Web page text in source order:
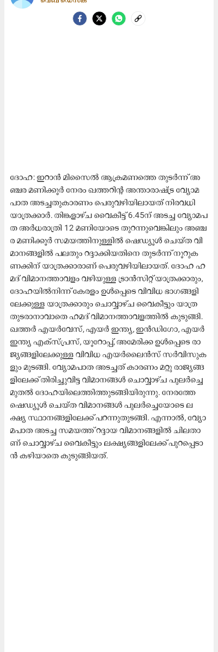
ദോ​ഹ: ഇ​റാ​ൻ മി​സൈ​ൽ ആ​​ക്ര​മ​ണ​ത്തെ തു​ട​ർ​ന്ന്​ അ​
ഞ്ച​ര മ​ണി​ക്കൂ​ർ നേ​രം ഖ​ത്ത​റി​ന്റ അ​ന്താ​രാ​ഷ്​​​ട്ര വ്യോ​മ​
പാ​ത അ​ട​ച്ച​തു​കാ​ര​ണം പെ​രു​വ​ഴി​യി​ലാ​യ​ത്​ നി​ര​വ​ധി
യാ​ത്ര​ക്കാ​ർ. തി​ങ്ക​ളാ​ഴ്ച വൈ​കീ​ട്ട് 6.45ന്​ ​അ​ട​ച്ച വ്യോ​മ​പ​
ത അ​ർ​ധ​രാ​ത്രി 12 മ​ണി​യോ​ടെ തു​റ​ന്നു​വെ​ങ്കി​ലും അ​ഞ്ച​
ര മ​ണി​ക്കൂ​ർ സ​മ​യ​ത്തി​നു​ള്ളി​ൽ ഷെ​ഡ്യൂ​ൾ ചെ​യ്​​ത വി​
മാ​ന​ങ്ങ​ളി​ൽ പ​ല​തും റ​ദ്ദാ​ക്കി​യ​തി​നെ തു​ട​ർ​ന്ന്​ നൂ​റു​ക​
ണ​ക്കി​ന്​ യാ​ത്ര​ക്കാ​രാ​ണ്​ പെ​രു​വ​ഴി​യി​ലാ​യ​ത്. ​ദോ​ഹ ഹ​
മ​ദ്​ വി​മാ​ന​ത്താ​വ​ളം വ​ഴി​യു​ള്ള ട്രാ​ൻ​സി​റ്റ്​ യാ​ത്ര​ക്കാ​രും,
ദോ​ഹ​യി​ൽ​നി​ന്ന് കേ​ര​ളം ഉ​ൾ​പ്പെ​ടെ വി​വി​ധ ഭാ​ഗ​ങ്ങ​ളി​
ലേ​ക്കു​ള്ള യാ​ത്ര​ക്കാ​രും ചൊ​വ്വാ​ഴ്ച വൈ​കീ​ട്ടും യാ​ത്ര
തു​ട​രാ​നാ​വാ​തെ ഹ​മ​ദ്​ വി​മാ​ന​ത്താ​വ​ള​ത്തി​ൽ കു​ടു​ങ്ങി.
ഖ​ത്ത​ർ എ​യ​ർ​വേ​സ്, എ​യ​ർ ഇ​ന്ത്യ, ഇ​ൻ​ഡി​ഗോ, എ​യ​ർ​
ഇ​ന്ത്യ എ​ക്​​സ്​​പ്ര​സ്, യൂ​റോ​പ്പ്, അ​മേ​രി​ക്ക ഉ​ൾ​പ്പെ​ടെ രാ​
ജ്യ​ങ്ങ​ളി​ലേ​ക്കു​ള്ള വി​വി​ധ എ​യ​ർ​ലൈ​ൻ​സ്​ സ​ർ​വി​സു​ക​
ളും മു​ട​ങ്ങി. വ്യോ​മ​പാ​ത അ​ട​ച്ച​ത് കാ​ര​ണം മ​റ്റു രാ​ജ്യ​ങ്ങ​
ളി​ലേ​ക്ക്​ തി​രി​ച്ചു​വി​ട്ട വി​മാ​ന​ങ്ങ​ൾ ചൊ​വ്വാ​ഴ്​​ച പു​ല​ർ​ച്ചെ
മു​ത​ൽ ദോ​ഹ​യി​ലെ​ത്തി​ത്തു​ട​ങ്ങി​യി​രു​ന്നു. നേ​ര​ത്തേ
ഷെ​ഡ്യൂ​ൾ ചെ​യ്ത വി​മാ​ന​ങ്ങ​ൾ പു​ല​ർ​ച്ചെ​യോ​ടെ ല​
ക്ഷ്യ സ്ഥാ​ന​ങ്ങ​ളി​ലേ​ക്ക്​ പ​റ​ന്നു​തു​ട​ങ്ങി. എ​ന്നാ​ൽ, വ്യോ​
മ​പാ​ത അ​ട​ച്ച സ​മ​യ​ത്ത്​ റ​ദ്ദാ​യ വി​മാ​ന​ങ്ങ​ളി​ൽ ചി​ല​താ​
ണ്​ ചൊ​വ്വാ​ഴ്ച വൈ​കീ​ട്ടും ല​ക്ഷ്യ​ങ്ങ​ളി​ലേ​ക്ക്​ പു​റ​പ്പെ​ടാ​
ൻ ക​ഴി​യാ​തെ കു​ടു​ങ്ങി​യ​ത്.